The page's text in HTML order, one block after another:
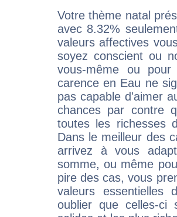
Votre thème natal
avec 8.32%
valeurs affectives
soyez conscient ou
vous-même ou
carence en Eau ne
pas capable d'aimer
chances par contre
toutes les richesses
Dans le meilleur des
arrivez à vous
somme, ou même
pire des cas, vous
valeurs
oublier que celles-